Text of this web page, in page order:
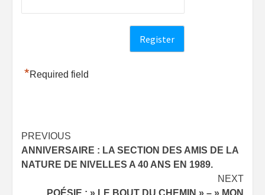
*Required field
Post
navigation
PREVIOUS
ANNIVERSAIRE : LA SECTION DES AMIS DE LA
NATURE DE NIVELLES A 40 ANS EN 1989.
NEXT